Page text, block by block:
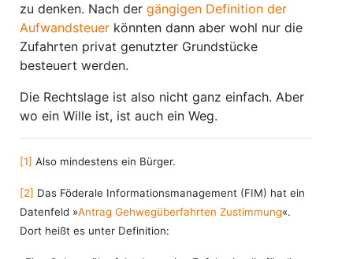
zu denken. Nach der gängigen Definition der
Aufwandsteuer könnten dann aber wohl nur die
Zufahrten privat genutzter Grundstücke
besteuert werden.
Die Rechtslage ist also nicht ganz einfach. Aber
wo ein Wille ist, ist auch ein Weg.
[1] Also mindestens ein Bürger.
[2] Das Föderale Informationsmanagement (FIM) hat ein
Datenfeld »Antrag Gehwegüberfahrten Zustimmung«.
Dort heißt es unter Definition: